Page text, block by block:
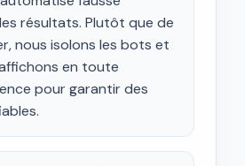
résultats. Plutôt que de
nous isolons les bots et
en toute
pour garantir des